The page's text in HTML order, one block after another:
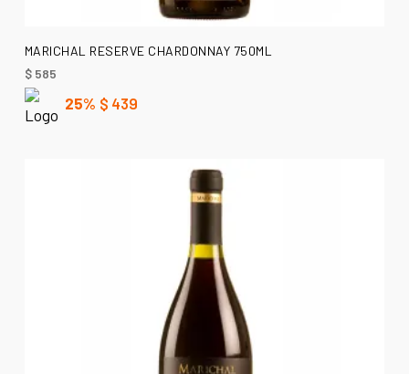
AÑADIR AL CARRITO
MARICHAL RESERVE CHARDONNAY 750ML
$585
25% $ 439